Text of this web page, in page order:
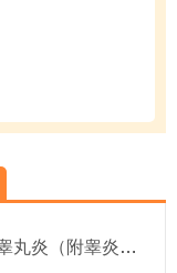
狗狗睾丸炎（附睾炎）的臨床症狀